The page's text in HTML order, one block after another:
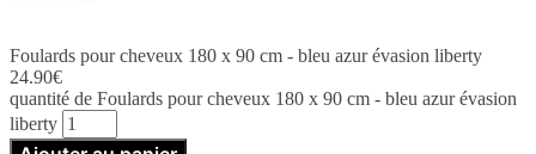
Foulards pour cheveux 180 x 90 cm - bleu azur évasion liberty
24.90€
quantité de Foulards pour cheveux 180 x 90 cm - bleu azur évasion
liberty